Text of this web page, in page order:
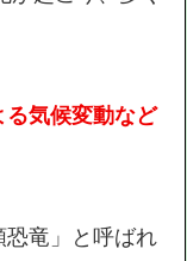
気候変動など
竜」と呼ばれ